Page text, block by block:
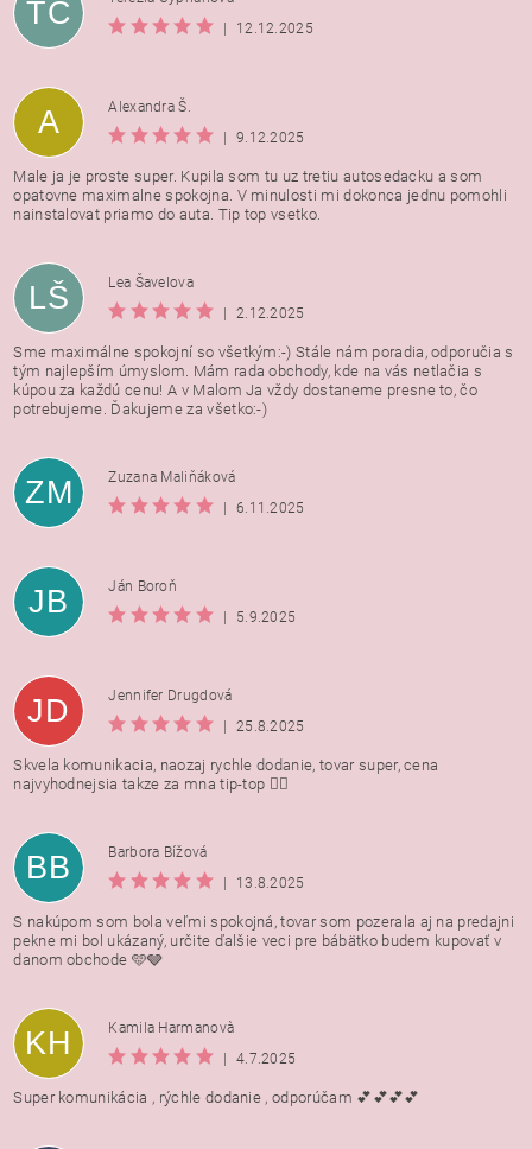
TC 12.12.2025
A
Alexandra Š.
9.12.2025
Male ja je proste super. Kupila som tu uz tretiu autosedacku a som
opatovne maximalne spokojna. V minulosti mi dokonca jednu pomohli
nainstalovat priamo do auta. Tip top vsetko.
LŠ
Lea Šavelova
2.12.2025
Sme maximálne spokojní so všetkým:-) Stále nám poradia, odporučia s
tým najlepším úmyslom. Mám rada obchody, kde na vás netlačia s
kúpou za každú cenu! A v Malom Ja vždy dostaneme presne to, čo
potrebujeme. Ďakujeme za všetko:-)
ZM
Zuzana Maliňáková
6.11.2025
JB
Ján Boroň
5.9.2025
JD
Jennifer Drugdová
25.8.2025
Skvela komunikacia, naozaj rychle dodanie, tovar super, cena
najvyhodnejsia takze za mna tip-top 👍🏻
BB
Barbora Bížová
13.8.2025
S nakúpom som bola veľmi spokojná, tovar som pozerala aj na predajni
pekne mi bol ukázaný, určite ďalšie veci pre bábätko budem kupovať v
danom obchode 🩵🩶
KH
Kamila Harmanovà
4.7.2025
Super komunikácia , rýchle dodanie , odporúčam 💕💕💕💕